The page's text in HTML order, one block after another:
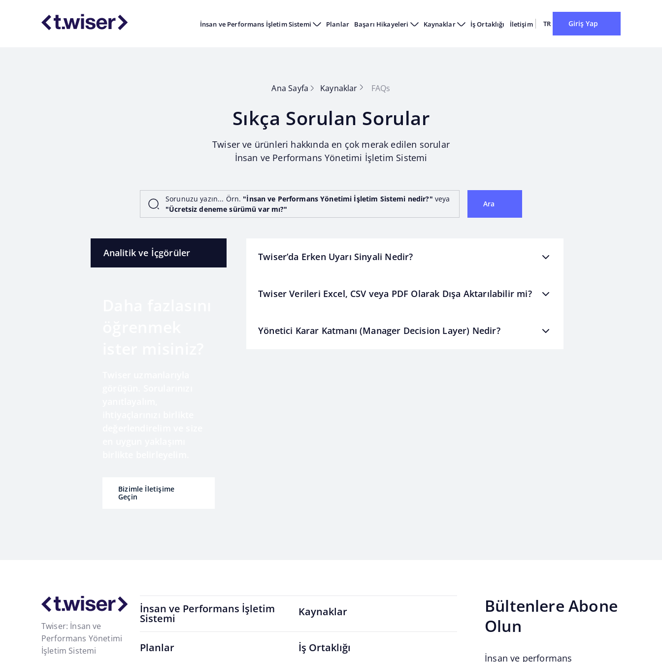
İnsan ve Performans İşletim Sistemi Planlar Başarı Hikayeleri Kaynaklar İş Ortaklığı İletişim TR Giriş Yap
Ana Sayfa Kaynaklar FAQs
Sıkça Sorulan Sorular
Twiser ve ürünleri hakkında en çok merak edilen sorular
İnsan ve Performans Yönetimi İşletim Sistemi
Sorunuzu yazın... Örn. "İnsan ve Performans Yönetimi İşletim Sistemi nedir?" veya
"Ücretsiz deneme sürümü var mı?"
Ara
Analitik ve İçgörüler
Bizimle İletişime
Geçin
Twiser’da Erken Uyarı Sinyali Nedir?
Twiser Verileri Excel, CSV veya PDF Olarak Dışa Aktarılabilir mi?
Yönetici Karar Katmanı (Manager Decision Layer) Nedir?
Twiser: İnsan ve
Performans Yönetimi
İşletim Sistemi
İnsan ve Performans İşletim
Sistemi
Kaynaklar
Planlar İş Ortaklığı
Bültenlere Abone
Olun
İnsan ve performans